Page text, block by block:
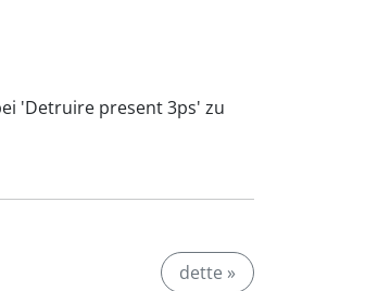
'Detruire present 3ps' zu
dette »